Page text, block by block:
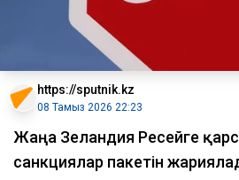
https://sputnik.kz
08 Тамыз 2026 22:23
Жаңа Зеландия Ресейге
санкциялар пакетін